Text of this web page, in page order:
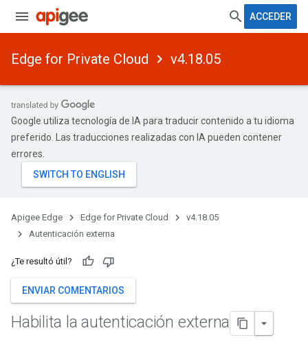
ACCEDER
Edge for Private Cloud v4.18.05
Google utiliza tecnología de IA para traducir contenido a tu idioma
preferido. Las traducciones realizadas con IA pueden contener
errores.
Apigee Edge Edge for Private Cloud
v4.18.05
Autenticación externa
¿Te resultó útil?
ENVIAR COMENTARIOS
Habilita la autenticación externa